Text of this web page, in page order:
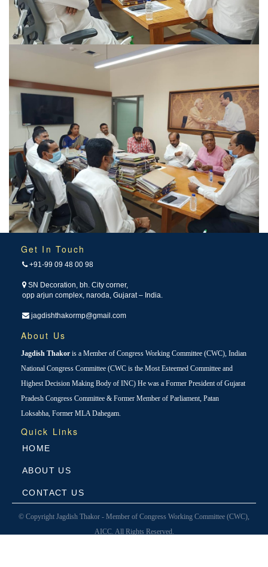
Get In Touch
+91-99 09 48 00 98
SN Decoration, bh. City corner,
opp arjun complex, naroda, Gujarat – India.
jagdishthakormp@gmail.com
About Us
Jagdish Thakor is a Member of Congress Working Committee (CWC), Indian
National Congress Committee (CWC is the Most Esteemed Committee and
Highest Decision Making Body of INC) He was a Former President of Gujarat
Pradesh Congress Committee & Former Member of Parliament, Patan
Loksabha, Former MLA Dahegam.
Quick Links
HOME
ABOUT US
CONTACT US
© Copyright Jagdish Thakor - Member of Congress Working Committee (CWC),
AICC. All Rights Reserved.